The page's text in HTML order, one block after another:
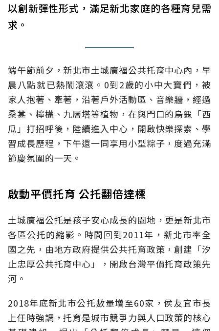
以創新彈性形式，滿足新北家庭的各種育兒需
求。
端午節前夕，新北市土城廣福公共托育中心內，早
晨八點就已熱鬧滾滾。0到2歲的小中大寶們，被
家人抱著、牽著，沿著戶外活動區、音樂牆，經過
桑葚、檸檬、九層塔等植物，在與門口的烏龜「西
瓜」打招呼後，陸續進入中心，開啟快樂探索、學
習成長歷程，下午還一同享用小型粽子，度過充滿
節慶氛圍的一天。
啟動平價托育 公托翻倍達標
土城廣福公托是孩子安心成長的園地，更是新北市
各區公托的縮影。時間回到2011年，新北市率全
國之先，由地方政府提供公共托育政策，創建「汐
止忠厚公共托育中心」，開啟台灣平價托育政策先
河。
2018年底新北市公托數量增至60家，侯友宜市長
上任時強調，托育是城市競爭力與人口政策的核心